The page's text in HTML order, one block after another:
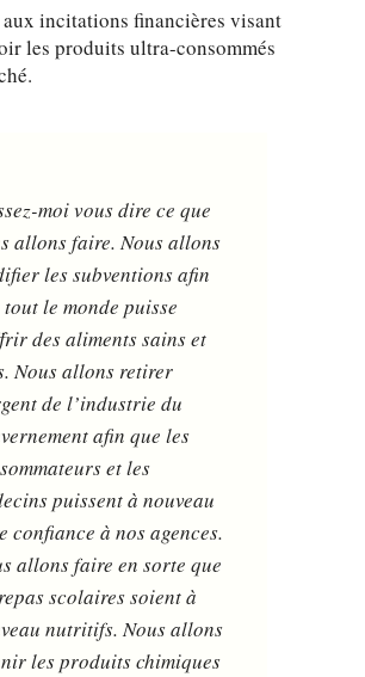
incitations financières visant
les produits ultra-consommés
moi vous dire ce que
allons faire. Nous allons
les subventions afin
tout le monde puisse
des aliments sains et
Nous allons retirer
de l’industrie du
afin que les
et les
puissent à nouveau
confiance à nos agences.
allons faire en sorte que
scolaires soient à
nutritifs. Nous allons
les produits chimiques